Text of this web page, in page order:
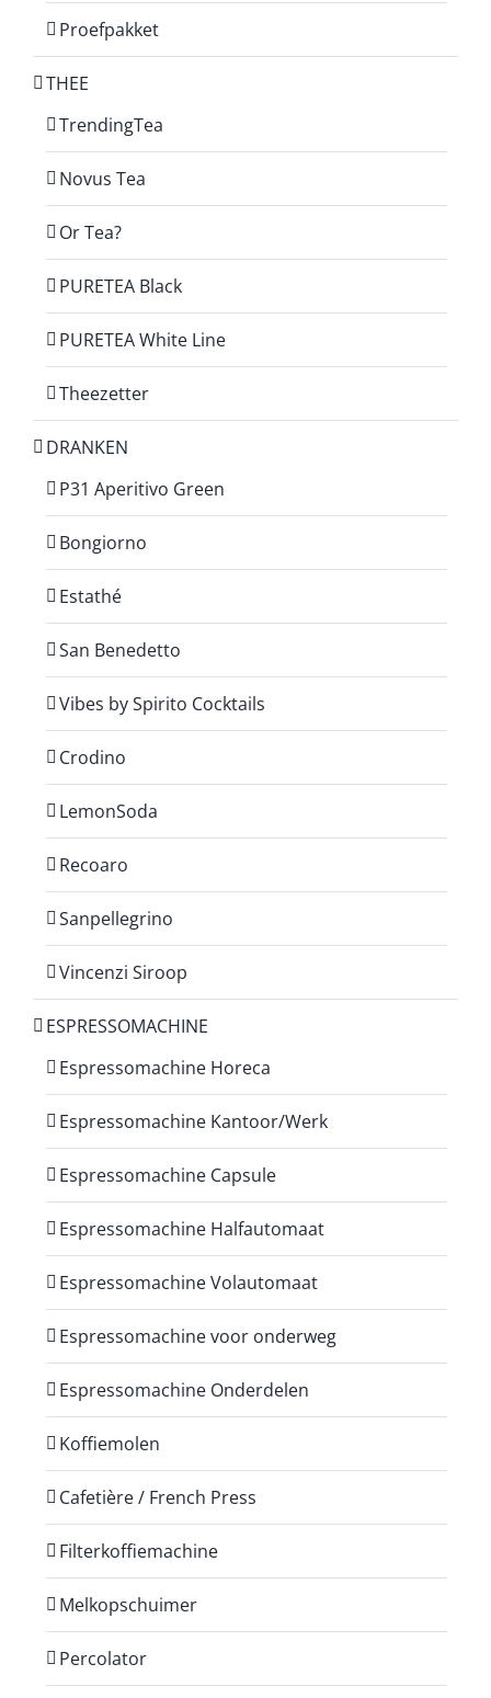
Proefpakket
THEE
TrendingTea
Novus Tea
Or Tea?
PURETEA Black
PURETEA White Line
Theezetter
DRANKEN
P31 Aperitivo Green
Bongiorno
Estathé
San Benedetto
Vibes by Spirito Cocktails
Crodino
LemonSoda
Recoaro
Sanpellegrino
Vincenzi Siroop
ESPRESSOMACHINE
Espressomachine Horeca
Espressomachine Kantoor/Werk
Espressomachine Capsule
Espressomachine Halfautomaat
Espressomachine Volautomaat
Espressomachine voor onderweg
Espressomachine Onderdelen
Koffiemolen
Cafetière / French Press
Filterkoffiemachine
Melkopschuimer
Percolator